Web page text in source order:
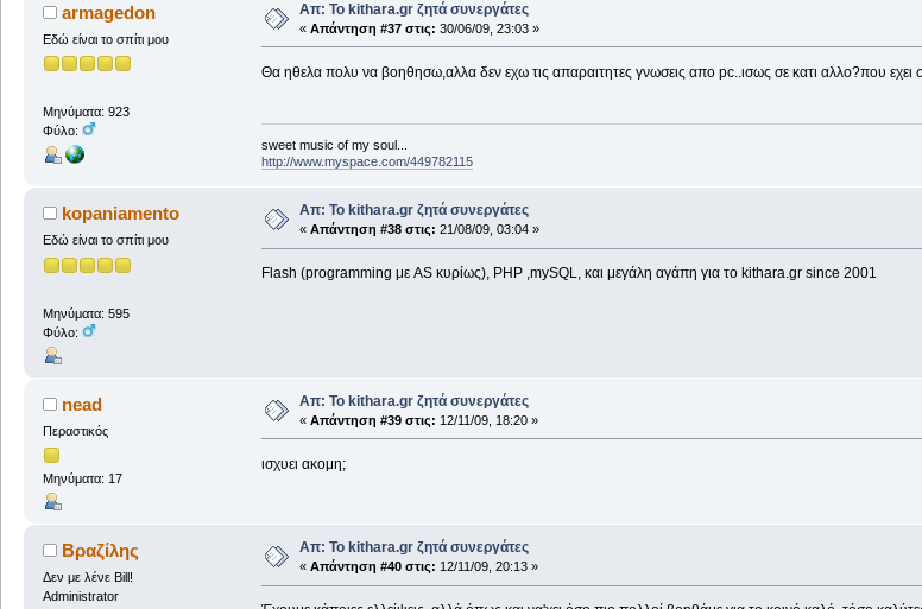
armagedon
Εδώ είναι το σπίτι μου
Μηνύματα: 923
Φύλο:
Απ: Το kithara.gr ζητά συνεργάτες
« Απάντηση #37 στις: 30/06/09, 23:03 »
Θα ηθελα πολυ να βοηθησω,αλλα δεν εχω τις απαραιτητες γνωσεις απο pc..ισως σε κατι αλλο?που εχει
sweet music of my soul...
http://www.myspace.com/449782115
kopaniamento
Εδώ είναι το σπίτι μου
Μηνύματα: 595
Φύλο:
Απ: Το kithara.gr ζητά συνεργάτες
« Απάντηση #38 στις: 21/08/09, 03:04 »
Flash (programming με AS κυρίως), PHP ,mySQL, και μεγάλη αγάπη για το kithara.gr since 2001
nead
Περαστικός
Μηνύματα: 17
Απ: Το kithara.gr ζητά συνεργάτες
« Απάντηση #39 στις: 12/11/09, 18:20 »
ισχυει ακομη;
Βραζίλης
Δεν με λένε Bill!
Administrator
Απ: Το kithara.gr ζητά συνεργάτες
« Απάντηση #40 στις: 12/11/09, 20:13 »